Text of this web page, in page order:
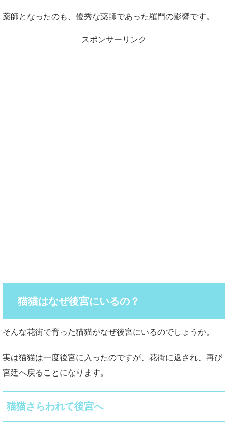
薬師となったのも、優秀な薬師であった羅門の影響です。
スポンサーリンク
猫猫はなぜ後宮にいるの？
そんな花街で育った猫猫がなぜ後宮にいるのでしょうか。
実は猫猫は一度後宮に入ったのですが、花街に返され、再び
宮廷へ戻ることになります。
猫猫さらわれて後宮へ